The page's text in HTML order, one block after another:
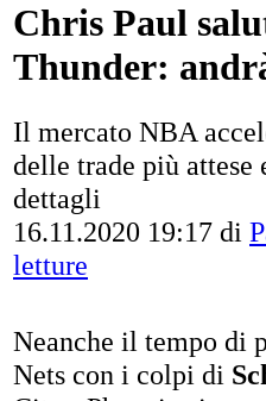
Chris Paul
Thunder:
Il mercato NBA
delle trade più
dettagli
16.11.2020 19:17 di
letture
Neanche il tempo di
Nets con i colpi di